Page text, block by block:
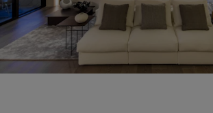
Accedi
Italiano